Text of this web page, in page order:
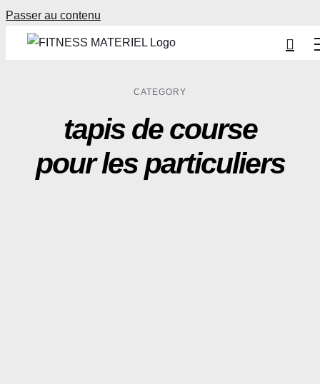
Passer au contenu
CATEGORY
tapis de course
pour les particuliers